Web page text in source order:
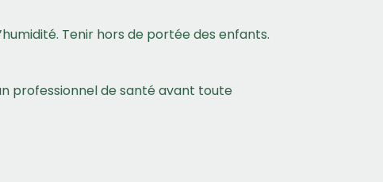
Tenir hors de portée des enfants.
professionnel de santé avant toute